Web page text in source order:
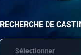
RECHERCHE DE
Sélectionner